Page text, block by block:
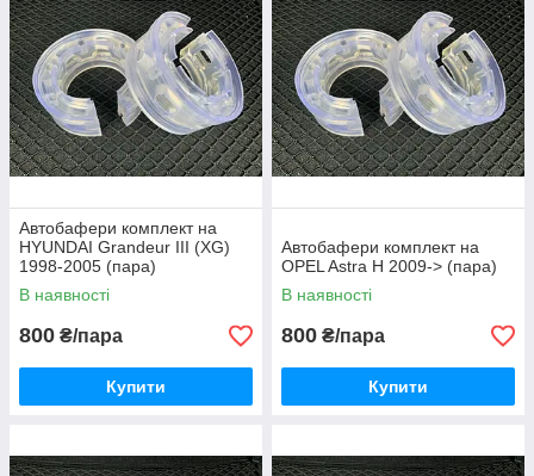
Автобафери комплект на
HYUNDAI Grandeur III (XG)
1998-2005 (пара)
В наявності
800 ₴/пара
Купити
Автобафери комплект на
OPEL Astra H 2009-> (пара)
В наявності
800 ₴/пара
Купити